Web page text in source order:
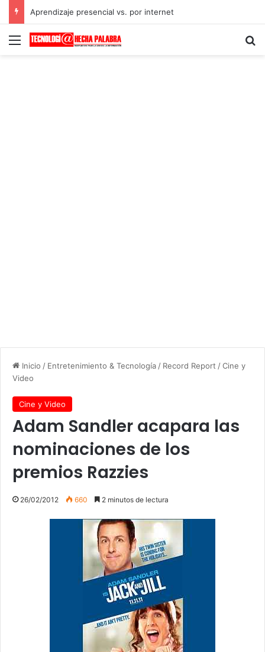
Aprendizaje presencial vs. por internet
Menú
Inicio / Entretenimiento & Tecnología / Record Report /Cine y
Video
Cine y Video
Adam Sandler acapara las
nominaciones de los
premios Razzies
26/02/2012 660 2 minutos de lectura